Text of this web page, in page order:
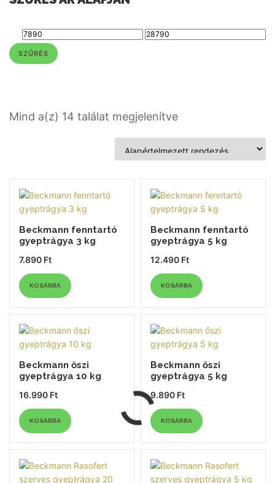
SZŰRÉS
Mind a(z) 14 találat megjelenítve
Beckmann fenntartó
gyeptrágya 3 kg
7.890 Ft
KOSÁRBA
Beckmann fenntartó
gyeptrágya 5 kg
12.490 Ft
KOSÁRBA
Beckmann őszi
gyeptrágya 10 kg
16.990 Ft
KOSÁRBA
Beckmann őszi
gyeptrágya 5 kg
9.890 Ft
KOSÁRBA